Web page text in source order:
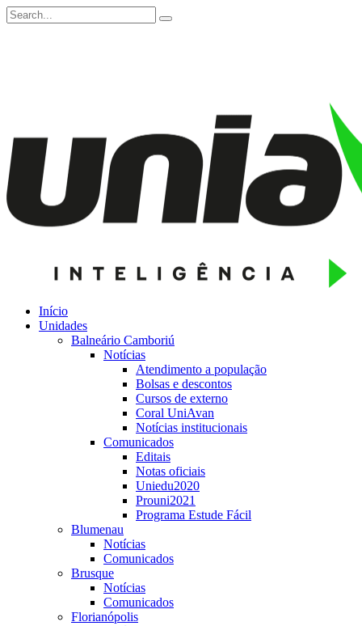
Início
Unidades
Balneário Camboriú
Notícias
Atendimento a população
Bolsas e descontos
Cursos de externo
Coral UniAvan
Notícias institucionais
Comunicados
Editais
Notas oficiais
Uniedu2020
Prouni2021
Programa Estude Fácil
Blumenau
Notícias
Comunicados
Brusque
Notícias
Comunicados
Florianópolis